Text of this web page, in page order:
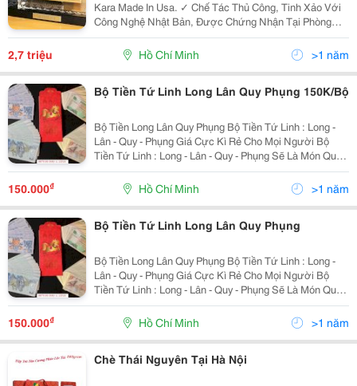
Kara Made In Usa. ✓ Chế Tác Thủ Công, Tinh Xảo Với
Công Nghệ Nhật Bản, Được Chứng Nhận Tại Phòng
Nghiên Cứu Và Thí Nghiệm Quốc Tế Tại New Jersey. ✓
Tại Vn Cũng Được Kiểm Chứng Tại Cô
2,7 triệu Hồ Chí Minh >1 năm
Bộ Tiền Tứ Linh Long Lân Quy Phụng 150K/Bộ
Bộ Tiền Long Lân Quy Phụng Bộ Tiền Tứ Linh : Long -
Lân - Quy - Phụng Giá Cực Kì Rẻ Cho Mọi Người Bộ
Tiền Tứ Linh : Long - Lân - Quy - Phụng Sẽ Là Món Quà
Tuyệt Vời Dành Cho Gia Đình,Bạn Bè Và Người Thân
Giá Thị Trường: 200.000Đ/
150.000₫ Hồ Chí Minh >1 năm
Bộ Tiền Tứ Linh Long Lân Quy Phụng
Bộ Tiền Long Lân Quy Phụng Bộ Tiền Tứ Linh : Long -
Lân - Quy - Phụng Giá Cực Kì Rẻ Cho Mọi Người Bộ
Tiền Tứ Linh : Long - Lân - Quy - Phụng Sẽ Là Món Quà
Tuyệt Vời Dành Cho Gia Đình,Bạn Bè Và Người Thân
Giá Thị Trường: 200.000Đ/
150.000₫ Hồ Chí Minh >1 năm
Chè Thái Nguyên Tại Hà Nội